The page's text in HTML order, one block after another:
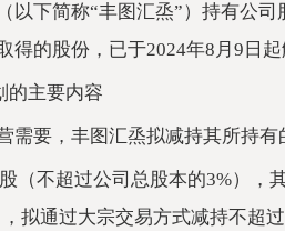
以下简称“丰图汇烝”）持有公
得的股份，已于2024年8月9日起
的主要内容
需要，丰图汇烝拟减持其所持
（不超过公司总股本的3%），
拟通过大宗交易方式减持不超